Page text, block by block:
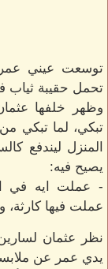
توسعت عيني
تحمل حقيبة ثياب
وظهر خلفها
تبكي، لما تبكي
المنزل ليندفع
يصيح فيه:
- عملت ايه في
عملت فيها كارثة،
نظر عثمان
يدي عمر عن